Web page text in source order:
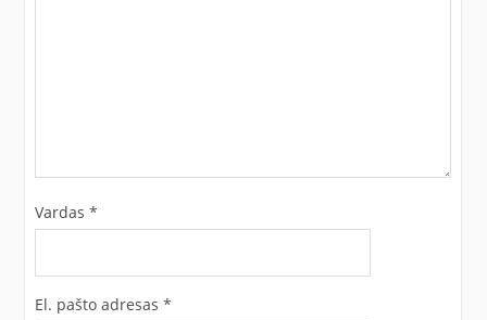
Vardas *
El. pašto adresas *